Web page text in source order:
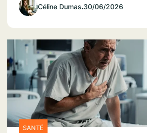
Céline Dumas.30/06/2026
SANTÉ